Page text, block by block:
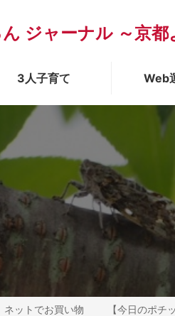
ジャーナル ～京都
3人子育て Web
ネットでお買い物 【今日のポ